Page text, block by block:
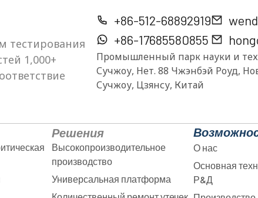
тестирования
1,000+
+86-512-68892919
+86-17685580855
Промышленный парк науки и
Сучжоу, Нет. 88 Чжэнбэй Роуд,
Сучжоу, Цзянсу, Китай
Решения
Высокопроизводительное
производство
Универсальная платформа
О нас
Основная
Р&Д